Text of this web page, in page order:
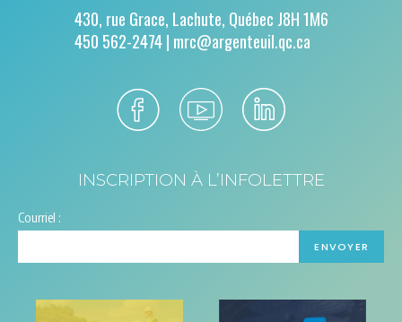
430, rue Grace, Lachute, Québec J8H 1M6
450 562-2474 | mrc@argenteuil.qc.ca
INSCRIPTION À L’INFOLETTRE
Courriel :